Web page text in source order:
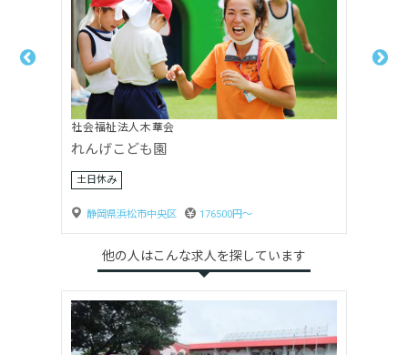
社会福祉法人木華会
れんげこども園
土日休み
静岡県浜松市中央区 176500円〜
他の人はこんな求人を探しています